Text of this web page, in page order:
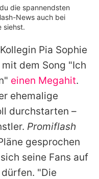
die spannendsten
News auch bei
siehst.
Pia Sophie
dem Song "Ich
einen Megahit.
ehemalige
durchstarten –
Promiflash
gesprochen
seine Fans auf
"Die